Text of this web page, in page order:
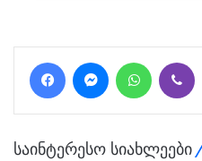
FacebookMessengerWhatsApp
საინტერესო სიახლეები